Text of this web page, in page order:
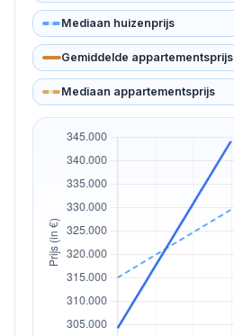
Mediaan huizenprijs
Gemiddelde appartementsprijs
Mediaan appartementsprijs